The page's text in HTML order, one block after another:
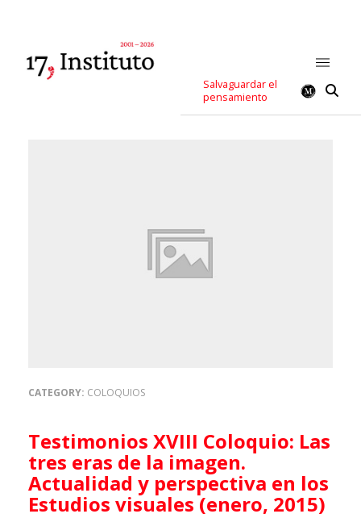
Salvaguardar el
pensamiento
CATEGORY: COLOQUIOS
Testimonios XVIII Coloquio: Las
tres eras de la imagen.
Actualidad y perspectiva en los
Estudios visuales (enero, 2015)